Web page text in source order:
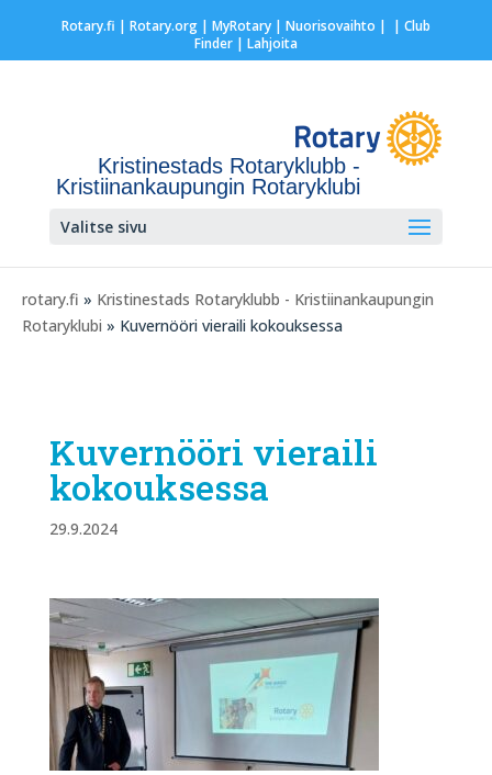
Rotary.fi | Rotary.org| MyRotary | Nuorisovaihto | | Club
Finder| Lahjoita
Kristinestads Rotaryklubb -
Kristiinankaupungin Rotaryklubi
Valitse sivu
rotary.fi » Kristinestads Rotaryklubb - Kristiinankaupungin
Rotaryklubi » Kuvernööri vieraili kokouksessa
Kuvernööri vieraili
kokouksessa
29.9.2024